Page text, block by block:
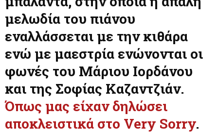
E
N
U
μελωδία του πιάνου
εναλλάσσεται με την κιθάρα
ενώ με μαεστρία ενώνονται οι
φωνές του Μάριου Ιορδάνου
και της Σοφίας Καζαντζιάν.
Όπως μας είχαν δηλώσει
αποκλειστικά στο Very Sorry.